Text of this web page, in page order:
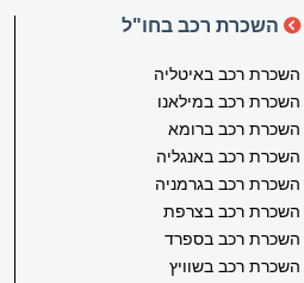
השכרת רכב בחו"ל
השכרת רכב באיטליה
השכרת רכב במילאנו
השכרת רכב ברומא
השכרת רכב באנגליה
השכרת רכב בגרמניה
השכרת רכב בצרפת
השכרת רכב בספרד
השכרת רכב בשוויץ